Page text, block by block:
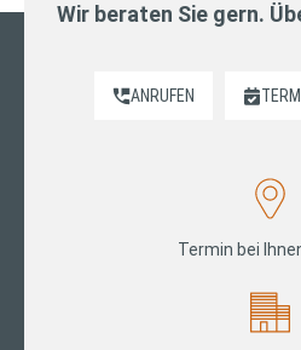
Wir beraten Sie gern.
ANRUFEN
Termin bei